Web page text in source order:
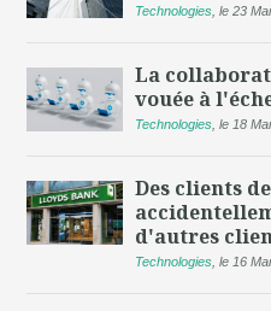
Technologies ,le 23
La
vouée à
Technologies ,le 18
Des clients
d'autres
Technologies ,le 16